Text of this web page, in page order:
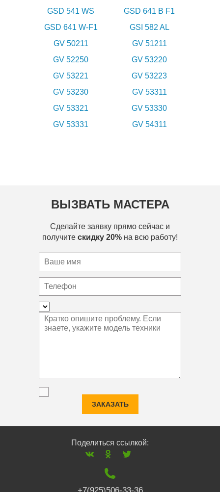
GSD 541 WS
GSD 641 B F1
GSD 641 W-F1
GSI 582 AL
GV 50211
GV 51211
GV 52250
GV 53220
GV 53221
GV 53223
GV 53230
GV 53311
GV 53321
GV 53330
GV 53331
GV 54311
ВЫЗВАТЬ МАСТЕРА
Сделайте заявку прямо сейчас и
получите скидку 20% на всю работу!
ЗАКАЗАТЬ
Поделиться ссылкой: